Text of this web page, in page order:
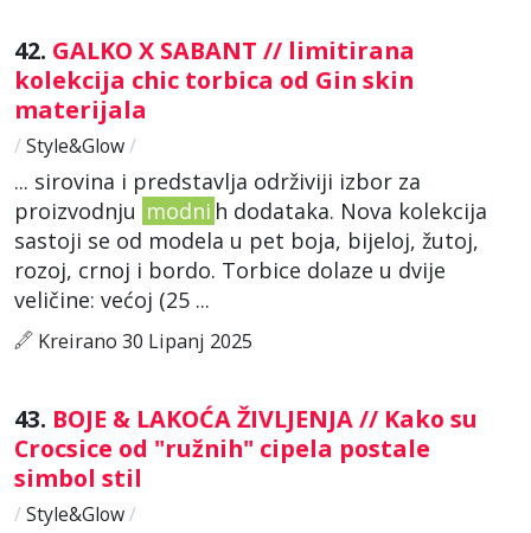
42. GALKO X SABANT // limitirana
kolekcija chic torbica od Gin skin
materijala
/ Style&Glow/
... sirovina i predstavlja održiviji izbor za
proizvodnju modni h dodataka. Nova kolekcija
sastoji se od modela u pet boja, bijeloj, žutoj,
rozoj, crnoj i bordo. Torbice dolaze u dvije
veličine: većoj (25 ...
Kreirano 30 Lipanj 2025
43. BOJE & LAKOĆA ŽIVLJENJA // Kako su
Crocsice od "ružnih" cipela postale
simbol stil
/ Style&Glow/